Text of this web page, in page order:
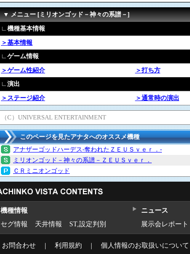
▼ メニュー [ミリオンゴッド－神々の系譜－]
∟機種基本情報
＞基本情報
∟ゲーム情報
＞ゲーム性紹介
＞打ち方
∟演出
＞ステージ紹介
＞通常時の演出
（C）UNIVERSAL ENTERTAINMENT
このページを見たアナタへのオススメ機種
アナザーゴッドハーデス-奪われたＺＥＵＳｖｅｒ．-
ミリオンゴッド－神々の系譜－ＺＥＵＳｖｅｒ．
ＣＲミニオンゴッド
機種情報
セグ情報
天井情報 ST,設定判別
ニュース
展示会レポート
お問合わせ ｜ 利用規約 ｜ 個人情報のお取扱いについて